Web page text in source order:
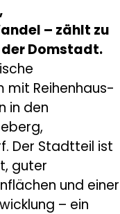
– zählt zu
Domstadt.
mit Reihenhaus-
in den
Der Stadtteil ist
guter
und einer
– ein